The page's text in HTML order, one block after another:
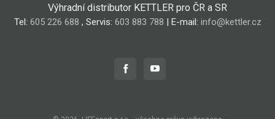
Výhradní distributor KETTLER pro ČR a SR
Tel: 605 226 688 , Servis: 603 883 788 | E-mail: info@kettler.cz